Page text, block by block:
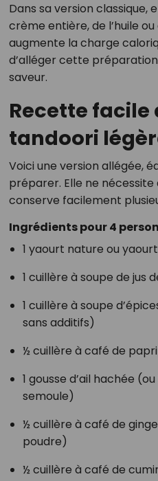
Dans sa version classique,
crème entière, de l’huile
augmente la charge
d’alléger cette
saveur.
Recette facile
tandoori
Voici une version allégée,
préparer. Elle ne nécessite
conserve facilement
Ingrédients pour 4
1 yaourt nature ou
1 cuillère à soupe de jus
1 cuillère à soupe
sans additifs)
½ cuillère à café de
1 gousse d’ail hachée
semoule)
½ cuillère à café de
poudre)
½ cuillère à café de